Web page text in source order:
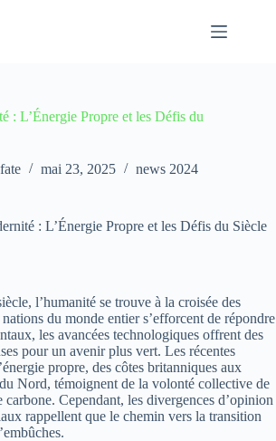
: L’Énergie Propre et les Défis du
mai 23, 2025 news 2024
: L’Énergie Propre et les Défis du Siècle
l’humanité se trouve à la croisée des
du monde entier s’efforcent de répondre
les avancées technologiques offrent des
pour un avenir plus vert. Les récentes
propre, des côtes britanniques aux
Nord, témoignent de la volonté collective de
Cependant, les divergences d’opinion
rappellent que le chemin vers la transition